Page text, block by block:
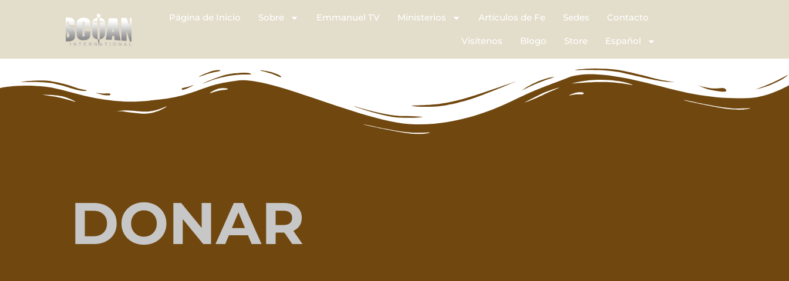
Página de Inicio Sobre Emmanuel TV Ministerios Artículos de Fe Sedes Contacto
Visítenos Blogo Store Español
DONAR